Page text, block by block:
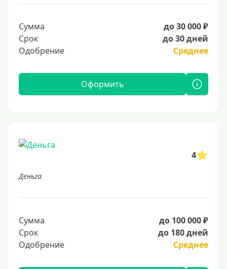
Сумма
до 30 000 ₽
Срок
до 30 дней
Одобрение
Среднее
Оформить
4
Деньга
Сумма
до 100 000 ₽
Срок
до 180 дней
Одобрение
Среднее